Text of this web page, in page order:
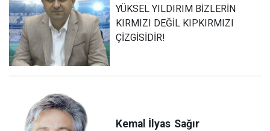
YÜKSEL YILDIRIM BİZLERİN
KIRMIZI DEĞİL KIPKIRMIZI
ÇİZGİSİDİR!
Kemal İlyas Sağır